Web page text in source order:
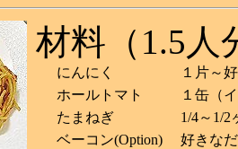
材料（1.5人
にんにく
１片～
ホールトマト
１缶（
たまねぎ
1/4～1/2
ベーコン(Option)
好きな